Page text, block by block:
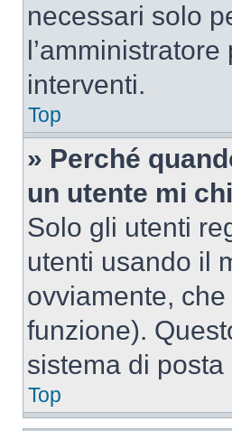
necessari solo
interventi.
Top
» Perché
un utente mi
Solo gli utenti
utenti usando il
ovviamente,
funzione).
sistema di
Top